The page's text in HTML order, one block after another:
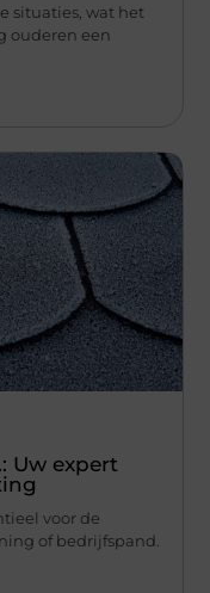
situaties, wat het
ouderen een
Uw expert
voor de
of bedrijfspand.